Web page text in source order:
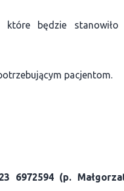
które będzie stanowiło
pacjentom.
23 6972594 (p.